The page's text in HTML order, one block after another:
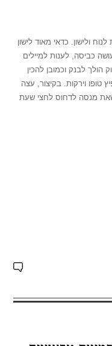
ולישון. כדאי מאוד לישון
כביסה, לענות למיילים
הולך לבנק וכמובן להכין
וירקות. בקיצור, עצה
מנסה לדחוס לחצי שעת